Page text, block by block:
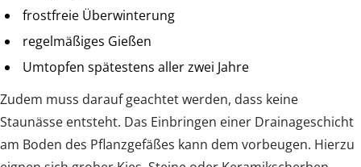
frostfreie Überwinterung
regelmäßiges Gießen
Umtopfen spätestens aller zwei Jahre
Zudem muss darauf geachtet werden, dass keine
Staunässe entsteht. Das Einbringen einer Drainageschicht
am Boden des Pflanzgefäßes kann dem vorbeugen. Hierzu